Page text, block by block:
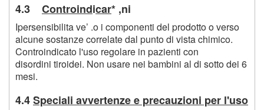
4.3 Controindicar* ,ni
Ipersensibilita ve’ .o i componenti del prodotto o verso
alcune sostanze correlate dal punto di vista chimico.
Controindicato l'uso regolare in pazienti con
disordini tiroidei. Non usare nei bambini al di sotto dei 6
mesi.
4.4Speciali avvertenze e precauzioni per l'uso